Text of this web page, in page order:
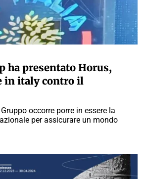
ha presentato Horus,
in italy contro il
occorre porre in essere la
per assicurare un mondo